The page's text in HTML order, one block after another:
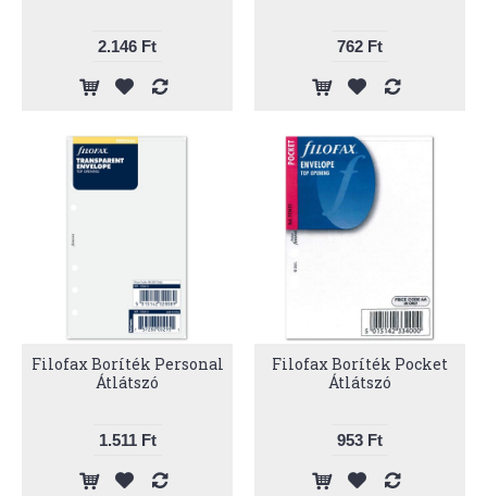
2.146 Ft 762 Ft
Filofax Boríték Personal
Átlátszó
1.511 Ft
Filofax Boríték Pocket
Átlátszó
953 Ft